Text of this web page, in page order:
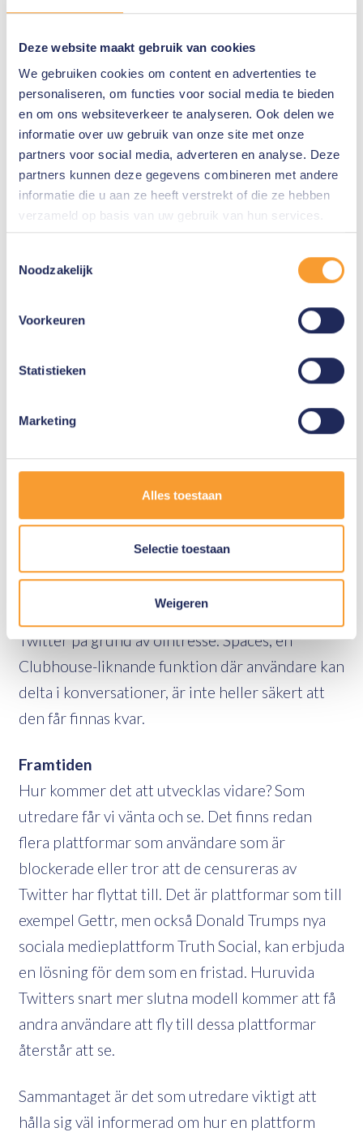
Deze website maakt gebruik van cookies
We gebruiken cookies om content en advertenties te
personaliseren, om functies voor social media te bieden
en om ons websiteverkeer te analyseren. Ook delen we
informatie over uw gebruik van onze site met onze
partners voor social media, adverteren en analyse. Deze
partners kunnen deze gegevens combineren met andere
informatie die u aan ze heeft verstrekt of die ze hebben
verzameld op basis van uw gebruik van hun services.
Noodzakelijk
Voorkeuren
Statistieken
Marketing
Alles toestaan
Selectie toestaan
Weigeren
Dessutom arbetar man med ett så kallat
röstningssystem. Kommentarer eller tweets kan
ges en så kallad upp- eller nedröst. För
närvarande indikerar Twitter att detta görs för
att visa mer relevanta kommentarer eller
innehåll för användarna. Eller med andra ord,
Twitters algoritm är tränad i vilket innehåll som
är önskvärt och vilket som inte är det. Det går
dock inte att utesluta att kommentarer eller
konton med många nedröster snart kommer att
göras allt mer osynliga, bland annat på grund av
detta system. Det finns också tänkbara scenarier
algoritmen fel saker, som det som hände 2016
med Microsofts chatbot Tay
introducerades 2021. Den var endast tillgänglig
i några månader, varefter den avslutades av
Twitter på grund av ointresse. Spaces, en
Clubhouse-liknande funktion där användare kan
delta i konversationer, är inte heller säkert att
den får finnas kvar.
Framtiden
Hur kommer det att utvecklas vidare? Som
utredare får vi vänta och se. Det finns redan
flera plattformar som användare som är
blockerade eller tror att de censureras av
Twitter har flyttat till. Det är plattformar som till
exempel Gettr, men också Donald Trumps nya
sociala medieplattform Truth Social, kan erbjuda
en lösning för dem som en fristad. Huruvida
Twitters snart mer slutna modell kommer att få
andra användare att fly till dessa plattformar
återstår att se.
Sammantaget är det som utredare viktigt att
hålla sig väl informerad om hur en plattform